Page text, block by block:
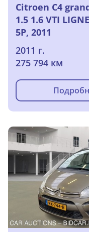
Citroen C4
1.5 1.6 VTI
5P, 2011
2011 г.
275 794 км